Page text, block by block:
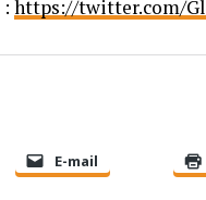
: https://twitter.com/
E-mail